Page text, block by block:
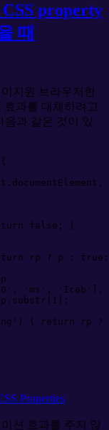
property
때
지원 브라우저한
효과를 대체하려고
음과 같은 것이 있
{
. documentElement ,
false ;
}
rp ? p : true ;
O ' , ' ms ' , ' Icab '
,
p . substr ( 1 ) ;
' ) { return rp
?
Properties
션 효과를 주지 않